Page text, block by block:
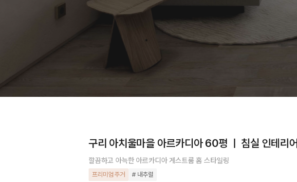
구리 아치울마을 아르카디아 60평 ㅣ 침실 인테리어
깔끔하고 아늑한 아르카디아 게스트룸 홈 스타일링
프리미엄 주거 # 내추럴